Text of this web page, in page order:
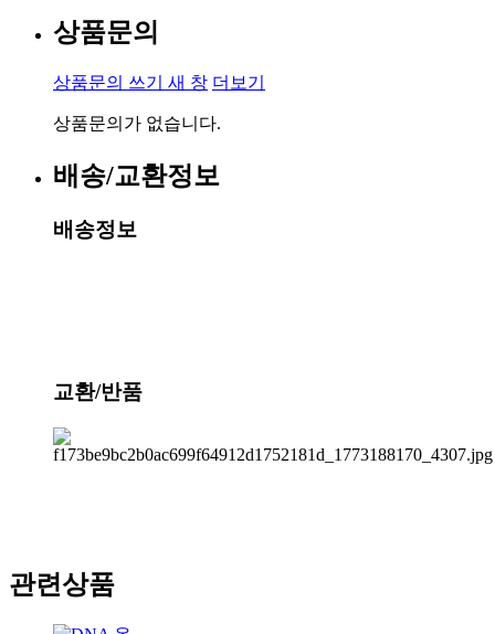
상품문의
상품문의 쓰기 새 창 더보기
상품문의가 없습니다.
배송/교환정보
배송정보
교환/반품
관련상품